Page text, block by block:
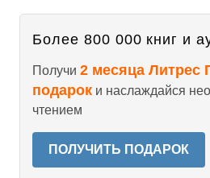
Более 800 000 книг и
Получи 2 месяца Литрес
подарок и наслаждайся
чтением
ПОЛУЧИТЬ ПОДАРОК